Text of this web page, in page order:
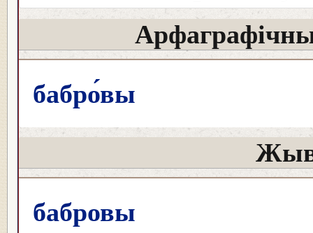
бабро́вы
бабровы